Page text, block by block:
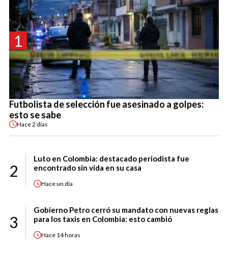
1
Futbolista de selección fue asesinado a golpes:
esto se sabe
Hace2 días
2
Luto en Colombia: destacado periodista fue
encontrado sin vida en su casa
Haceun día
3
Gobierno Petro cerró su mandato con nuevas reglas
para los taxis en Colombia: esto cambió
Hace 14 horas